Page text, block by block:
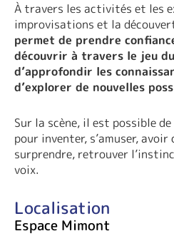
À travers les activités et les
improvisations et la
permet de prendre
découvrir à travers le jeu
d’approfondir les
d’explorer de nouvelles
Sur la scène, il est possible
pour inventer, s’amuser, avoir
surprendre, retrouver
voix.
Localisation
Espace Mimont